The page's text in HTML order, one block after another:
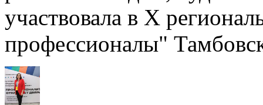
участвовала в X
профессионалы"